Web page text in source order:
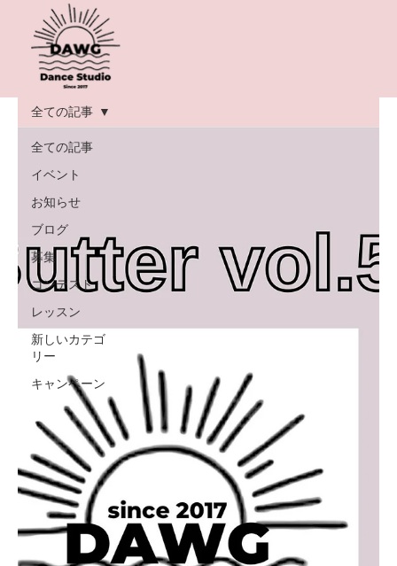
全ての記事
イベント
お知らせ
ブログ
募集
コンテスト
レッスン
新しいカテゴ
リー
キャンペーン
全ての記事